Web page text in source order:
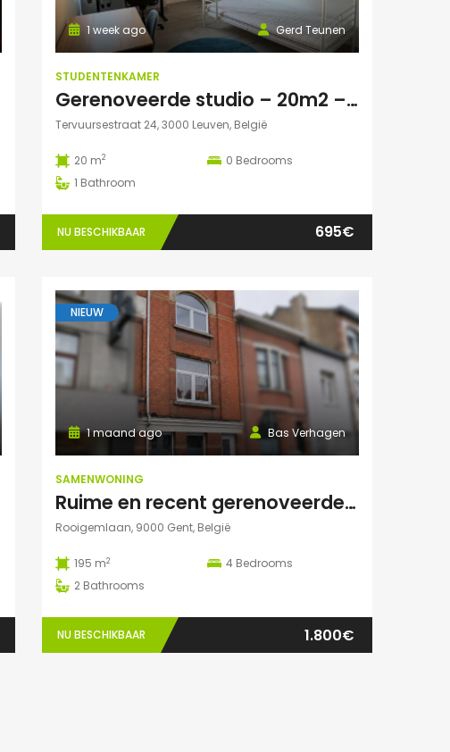
Gerd Teunen
1 week ago
STUDENTENKAMER
Gerenoveerde studio – 20m2 – vlakbij campus Gasthuisberg
Tervuursestraat 24, 3000 Leuven, België
20 m2 0 Bedrooms
1 Bathroom
NU BESCHIKBAAR 695€
NIEUW
Bas Verhagen
1 maand ago
SAMENWONING
Ruime en recent gerenoveerde studentenwoning op toplocatie in Gent
Rooigemlaan, 9000 Gent, België
195 m2 4 Bedrooms
2 Bathrooms
NU BESCHIKBAAR 1.800€